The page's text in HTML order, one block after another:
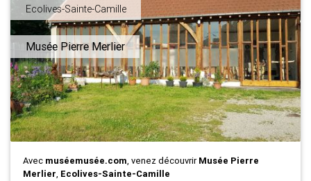
Ecolives-Sainte-Camille
Musée Pierre Merlier
Avec muséemusée.com, venez découvrirMusée Pierre
Merlier, Ecolives-Sainte-Camille